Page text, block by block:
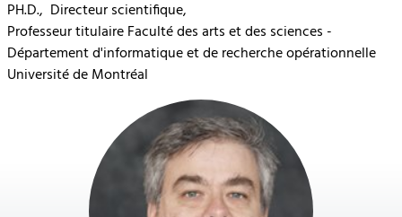
PH.D., Directeur scientifique,
Professeur titulaire Faculté des arts et des sciences -
Département d'informatique et de recherche opérationnelle
Université de Montréal